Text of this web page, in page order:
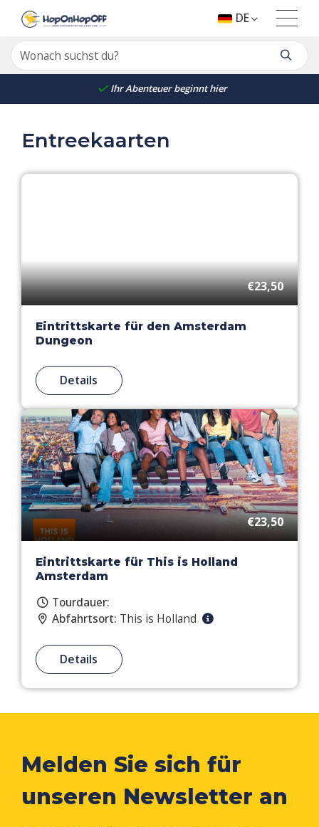
Ihr Abenteuer beginnt hier
DE
Entreekaarten
€23,50
Eintrittskarte für den Amsterdam
Dungeon
Details
€23,50
Eintrittskarte für This is Holland
Amsterdam
Tourdauer:
Abfahrtsort: This is Holland
Details
Melden Sie sich für
unseren Newsletter an